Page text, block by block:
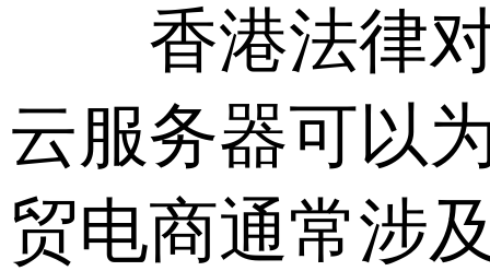
香港法律对
云服务器可以
贸电商通常涉